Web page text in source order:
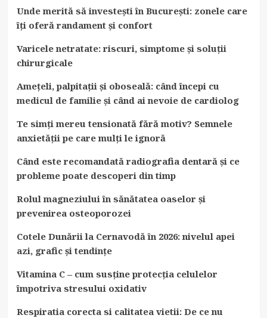
Unde merită să investești în București: zonele care
îți oferă randament și confort
Varicele netratate: riscuri, simptome și soluții
chirurgicale
Amețeli, palpitații și oboseală: când începi cu
medicul de familie și când ai nevoie de cardiolog
Te simți mereu tensionată fără motiv? Semnele
anxietății pe care mulți le ignoră
Când este recomandată radiografia dentară și ce
probleme poate descoperi din timp
Rolul magneziului în sănătatea oaselor și
prevenirea osteoporozei
Cotele Dunării la Cernavodă în 2026: nivelul apei
azi, grafic și tendințe
Vitamina C – cum susține protecția celulelor
împotriva stresului oxidativ
Respiratia corecta si calitatea vietii: De ce nu